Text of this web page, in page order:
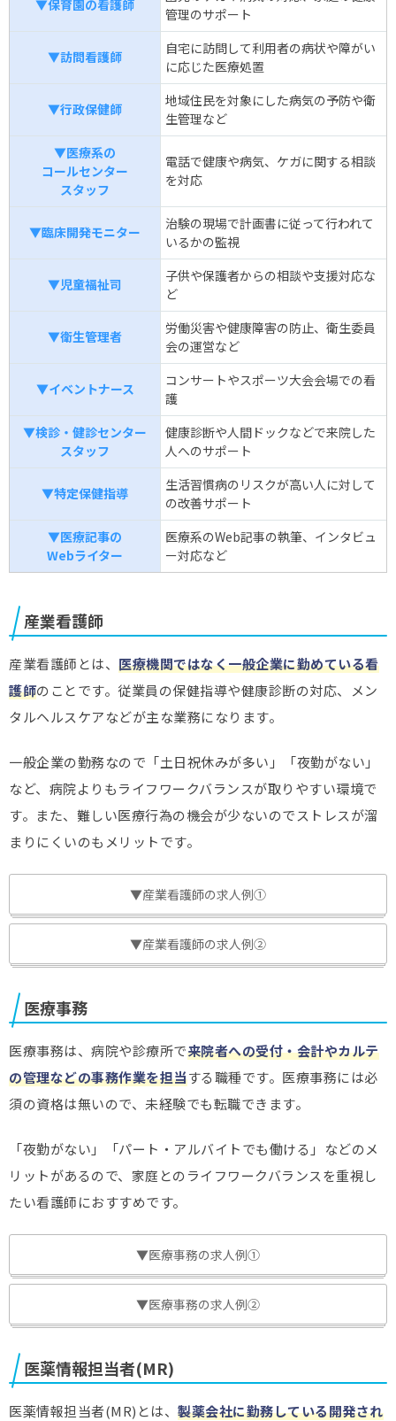
▼保育園の看護師
管理のサポート
▼訪問看護師
自宅に訪問して利用者の病状や障がい
に応じた医療処置
▼行政保健師
地域住民を対象にした病気の予防や衛
生管理など
▼医療系の
コールセンター
スタッフ
電話で健康や病気、ケガに関する相談
を対応
▼臨床開発モニター
治験の現場で計画書に従って行われて
いるかの監視
▼児童福祉司
子供や保護者からの相談や支援対応な
ど
▼衛生管理者
労働災害や健康障害の防止、衛生委員
会の運営など
▼イベントナース
コンサートやスポーツ大会会場での看
護
▼検診・健診センター
スタッフ
健康診断や人間ドックなどで来院した
人へのサポート
▼特定保健指導
生活習慣病のリスクが高い人に対して
の改善サポート
▼医療記事の
Webライター
医療系のWeb記事の執筆、インタビュ
ー対応など
産業看護師
産業看護師とは、 医療機関ではなく一般企業に勤めている看
護師のことです。従業員の保健指導や健康診断の対応、メン
タルヘルスケアなどが主な業務になります。
一般企業の勤務なので「土日祝休みが多い」「夜勤がない」
など、病院よりもライフワークバランスが取りやすい環境で
す。また、難しい医療行為の機会が少ないのでストレスが溜
まりにくいのもメリットです。
▼産業看護師の求人例①
▼産業看護師の求人例②
医療事務
医療事務は、病院や診療所で来院者への受付・会計やカルテ
の管理などの事務作業を担当する職種です。医療事務には必
須の資格は無いので、未経験でも転職できます。
「夜勤がない」「パート・アルバイトでも働ける」などのメ
リットがあるので、家庭とのライフワークバランスを重視し
たい看護師におすすめです。
▼医療事務の求人例①
▼医療事務の求人例②
医薬情報担当者(MR)
医薬情報担当者(MR)とは、 製薬会社に勤務している開発され